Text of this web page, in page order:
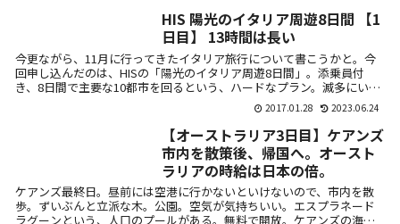
HIS 陽光のイタリア周遊8日間 【1
日目】 13時間は長い
今更ながら、11月に行ってきたイタリア旅行について書こうかと。今
回申し込んだのは、HISの「陽光のイタリア周遊8日間」。添乗員付
き、8日間で主要な10都市を回るという、ハードなプラン。滅多にいけ
2017.01.28 2023.06.24
【オーストラリア3日目】ケアンズ
市内を散策後、帰国へ。オースト
ラリアの時給は日本の倍。
ケアンズ最終日。昼前には空港に行かないといけないので、市内を散
歩。ずいぶんと立派な木。公園。空気が気持ちいい。エスプラネード
ラグーンという、人口のプールがある。無料で開放。ケアンズの海